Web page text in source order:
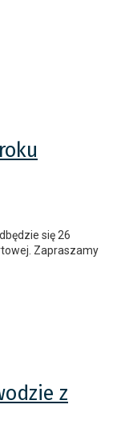
się 26
Zapraszamy
z